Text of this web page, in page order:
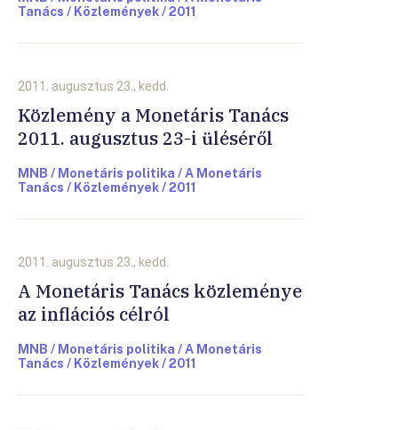
Tanács / Közlemények / 2011
2011. augusztus 23., kedd.
Közlemény a Monetáris Tanács
2011. augusztus 23-i üléséről
MNB / Monetáris politika / A Monetáris
Tanács / Közlemények / 2011
2011. augusztus 23., kedd.
A Monetáris Tanács közleménye
az inflációs célról
MNB / Monetáris politika / A Monetáris
Tanács / Közlemények / 2011